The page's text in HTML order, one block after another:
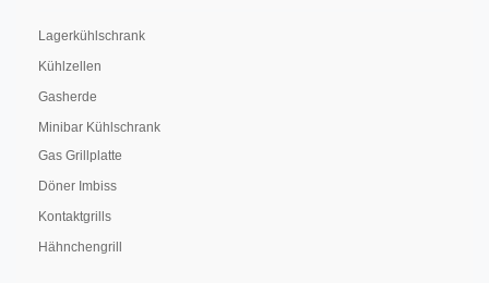
Lagerkühlschrank
Kühlzellen
Gasherde
Minibar Kühlschrank
Gas Grillplatte
Döner Imbiss
Kontaktgrills
Hähnchengrill